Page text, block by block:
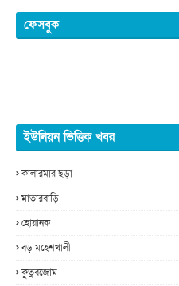
ফেসবুক
ইউনিয়ন ভিত্তিক খবর
কালারমার ছড়া
মাতারবাড়ি
হোয়ানক
বড় মহেশখালী
কুতুবজোম